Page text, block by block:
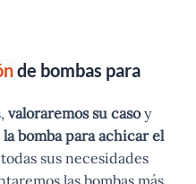
de bombas para
, valoraremos su casoy
bomba para achicar el
sus necesidades